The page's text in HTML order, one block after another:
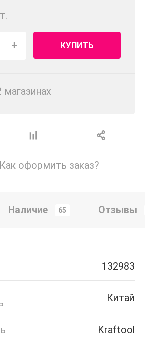
+ КУПИТЬ
магазинах
Как оформить заказ?
Наличие 65 Отзывы
132983
Китай
Kraftool